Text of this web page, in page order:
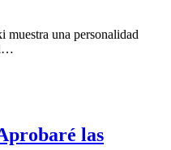
muestra una personalidad
las